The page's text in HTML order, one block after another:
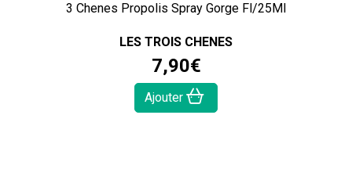
3 Chenes Propolis Spray Gorge Fl/25Ml
LES TROIS CHENES
7,90€
Ajouter